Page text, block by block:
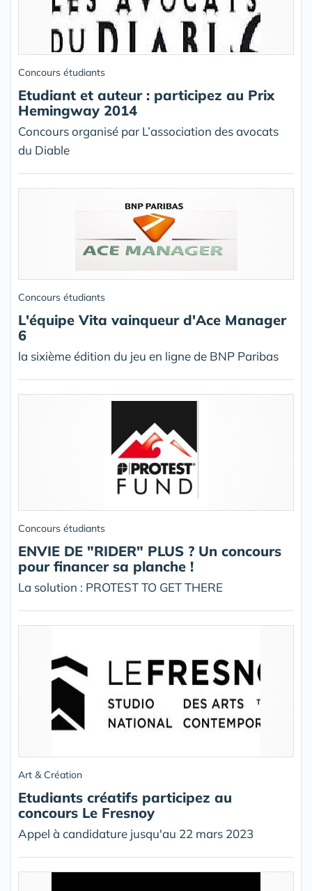
Concours étudiants
Etudiant et auteur : participez au Prix
Hemingway 2014
Concours organisé par L’association des avocats
du Diable
Concours étudiants
L'équipe Vita vainqueur d'Ace Manager
6
la sixième édition du jeu en ligne de BNP Paribas
Concours étudiants
ENVIE DE "RIDER" PLUS ? Un concours
pour financer sa planche !
La solution : PROTEST TO GET THERE
Art & Création
Etudiants créatifs participez au
concours Le Fresnoy
Appel à candidature jusqu'au 22 mars 2023